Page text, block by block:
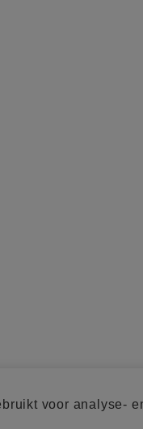
voor analyse-